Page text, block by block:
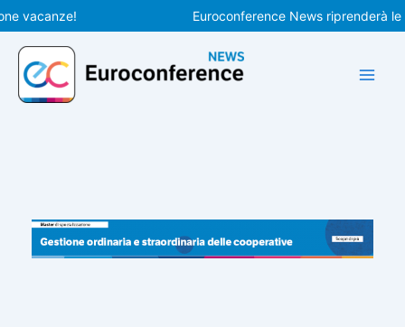
Vai
al
contenuto
Euroconference News riprenderà le